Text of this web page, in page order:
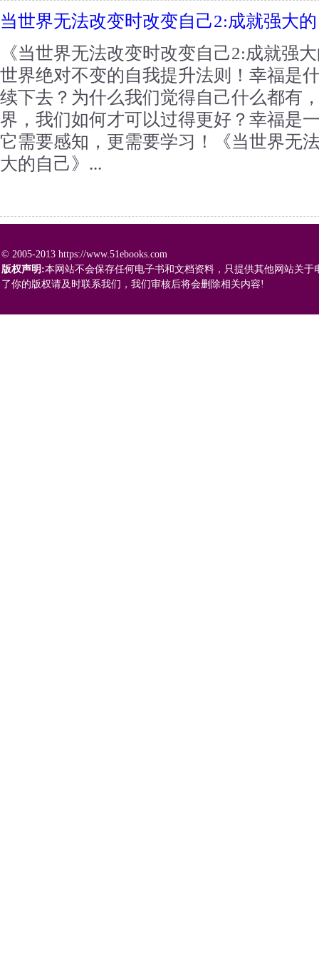
当世界无法改变时改变自己2:成就强大
《当世界无法改变时改变自己2:成就强
世界绝对不变的自我提升法则！幸福是
续下去？为什么我们觉得自己什么都有
界，我们如何才可以过得更好？幸福是
它需要感知，更需要学习！《当世界无
大的自己》...
© 2005-2013 https://www.51ebooks.com
版权声明:本网站不会保存任何电子书和文档资料，只提供其他网站关
了你的版权请及时联系我们，我们审核后将会删除相关内容!